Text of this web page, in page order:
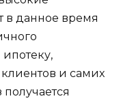
в данное время
ипотеку,
и самих